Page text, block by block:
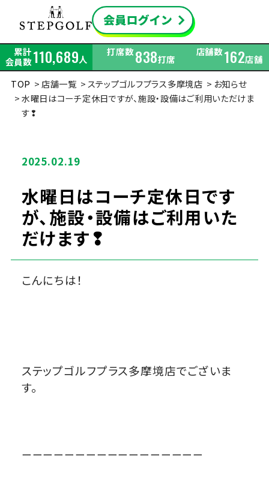
累計
会員数110,689人
打席数838打席
店舗数162店舗
TOP
店舗一覧 ステップゴルフプラス多摩境店
お知らせ
水曜日はコーチ定休日ですが、施設・設備はご利用いただけま
す❢
2025.02.19
水曜日はコーチ定休日です
が、施設・設備はご利用いた
だけます❢
こんにちは！
ステップゴルフプラス多摩境店でございま
す。
ーーーーーーーーーーーーーーーーー